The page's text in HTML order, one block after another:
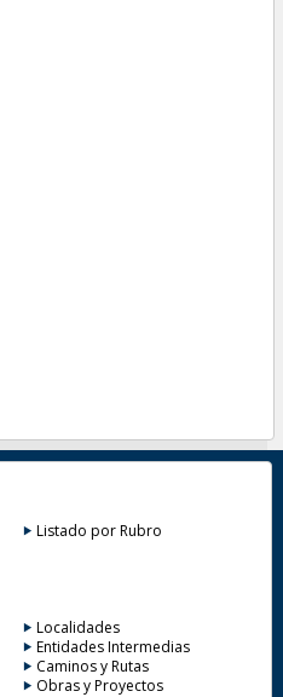
Listado por Rubro
Localidades
Entidades Intermedias
Caminos y Rutas
Obras y Proyectos